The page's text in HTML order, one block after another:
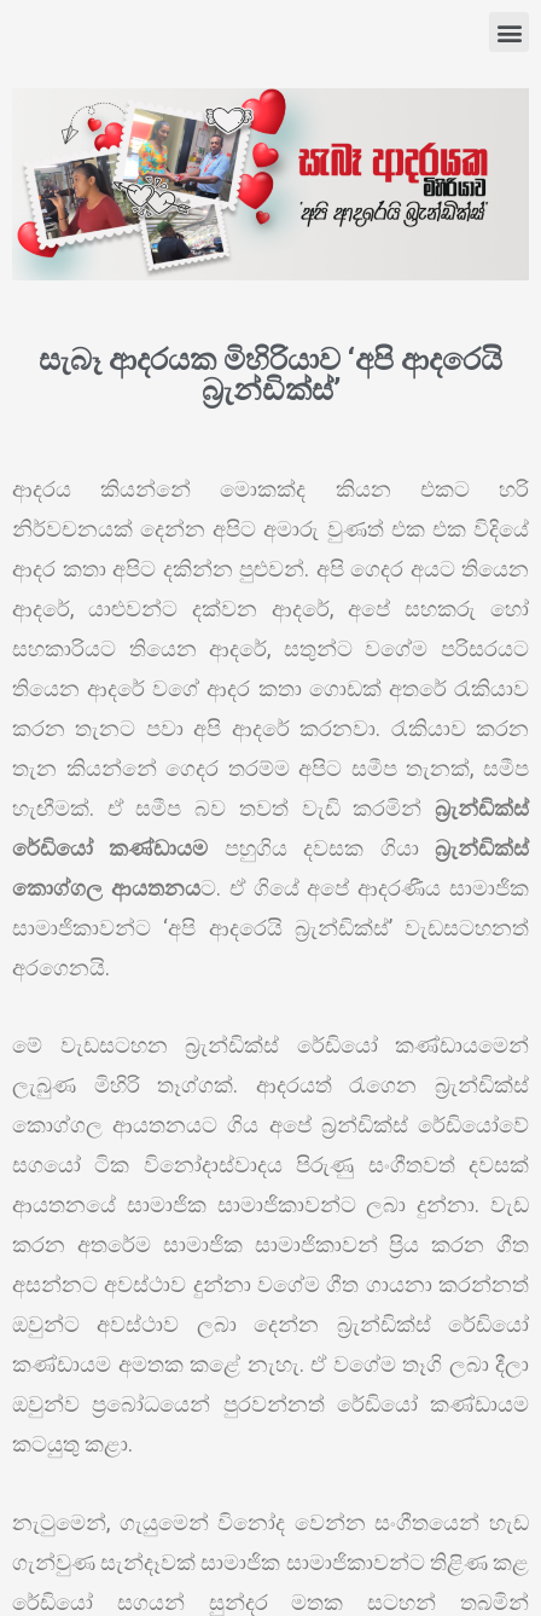
සැබෑ ආදරයක මිහිරියාව ‘අපි ආදරෙයි
බ්‍රැන්ඩික්ස්’
ආදරය කියන්නේ මොකක්ද කියන එකට හරි
නිර්වචනයක් දෙන්න අපිට අමාරු වුණත් එක එක විදියේ
ආදර කතා අපිට දකින්න පුළුවන්. අපි ගෙදර අයට තියෙන
ආදරේ, යාළුවන්ට දක්වන ආදරේ, අපේ සහකරු හෝ
සහකාරියට තියෙන ආදරේ, සතුන්ට වගේම පරිසරයට
තියෙන ආදරේ වගේ ආදර කතා ගොඩක් අතරේ රැකියාව
කරන තැනට පවා අපි ආදරේ කරනවා. රැකියාව කරන
තැන කියන්නේ ගෙදර තරම්ම අපිට සමීප තැනක්, සමීප
හැඟීමක්. ඒ සමීප බව තවත් වැඩි කරමින් බ්‍රැන්ඩික්ස්
රේඩියෝ කණ්ඩායම පහුගිය දවසක ගියාබ්‍රැන්ඩික්ස්
කොග්ගල ආයතනයට. ඒ ගියේ අපේ ආදරණීය සාමාජික
සාමාජිකාවන්ට ‘අපි ආදරෙයි බ්‍රැන්ඩික්ස්’ වැඩසටහනත්
අරගෙනයි.
මේ වැඩසටහන බ්‍රැන්ඩික්ස් රේඩියෝ කණ්ඩායමෙන්
ලැබුණ මිහිරි තෑග්ගක්. ආදරයත් රැගෙන බ්‍රැන්ඩික්ස්
කොග්ගල ආයතනයට ගිය අපේ බ්‍රන්ඩික්ස් රේඩියෝවේ
සගයෝ ටික විනෝදාස්වාදය පිරුණු සංගීතවත් දවසක්
ආයතනයේ සාමාජික සාමාජිකාවන්ට ලබා දුන්නා. වැඩ
කරන අතරේම සාමාජික සාමාජිකාවන් ප්‍රිය කරන ගීත
අසන්නට අවස්ථාව දුන්නා වගේම ගීත ගායනා කරන්නත්
ඔවුන්ට අවස්ථාව ලබා දෙන්න බ්‍රැන්ඩික්ස් රේඩියෝ
කණ්ඩායම අමතක කළේ නැහැ. ඒ වගේම තෑගි ලබා දීලා
ඔවුන්ව ප්‍රබෝධයෙන් පුරවන්නත් රේඩියෝ කණ්ඩායම
කටයුතු කළා.
නැටුමෙන්, ගැයුමෙන් විනෝද වෙන්න සංගීතයෙන් හැඩ
ගැන්වුණ සැන්දෑවක් සාමාජික සාමාජිකාවන්ට තිළිණ කළ
රේඩියෝ සගයන් සුන්දර මතක සටහන් තබමින්